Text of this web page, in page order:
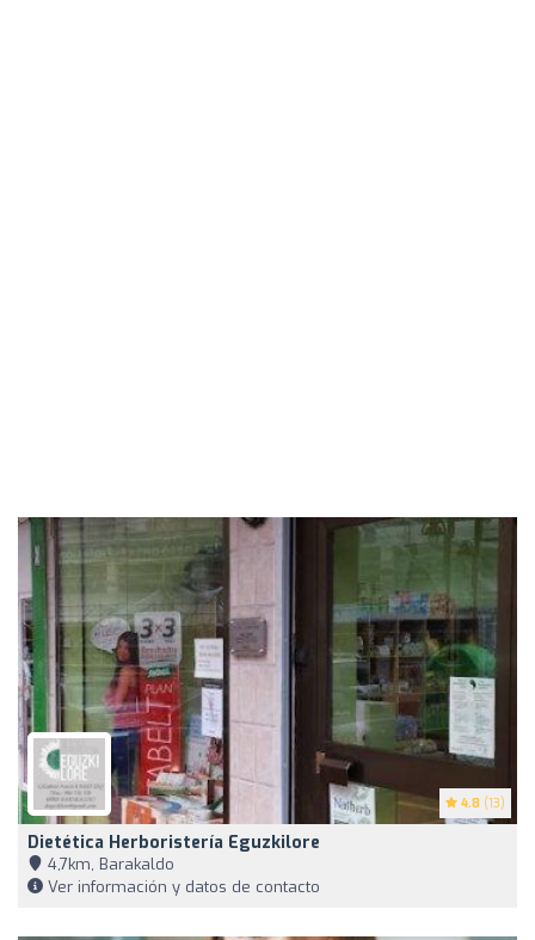
4.8 (13)
Dietética Herboristería Eguzkilore
4,7km, Barakaldo
Ver información y datos de contacto